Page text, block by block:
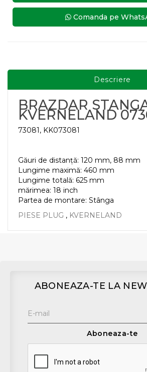
Comanda pe
Descriere
BRAZDAR
KVERNELAND
73081, KK073081
Găuri de distanță: 120 mm, 88 mm
Lungime maximă: 460 mm
Lungime totală: 625 mm
mărimea: 18 inch
Partea de montare: Stânga
PIESE PLUG , KVERNELAND
ABONEAZA-TE LA
Aboneaza-te